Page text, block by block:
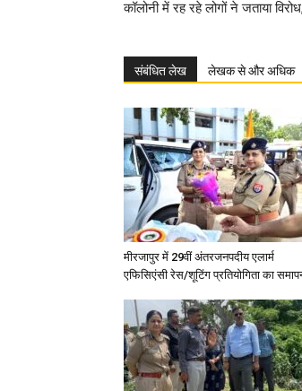
कॉलोनी में रह रहे लोगों ने जताया
संबंधित लेख लेखक से और अधिक
मीरजापुर में 29वीं अंतरजनपदीय एलार्म
एफिसिएंसी रेस/शूटिंग प्रतियोगिता का